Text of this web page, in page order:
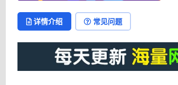
详情介绍 常见问题